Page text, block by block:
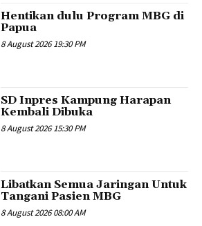
Hentikan dulu Program MBG di
Papua
8 August 2026 19:30 PM
SD Inpres Kampung Harapan
Kembali Dibuka
8 August 2026 15:30 PM
Libatkan Semua Jaringan Untuk
Tangani Pasien MBG
8 August 2026 08:00 AM